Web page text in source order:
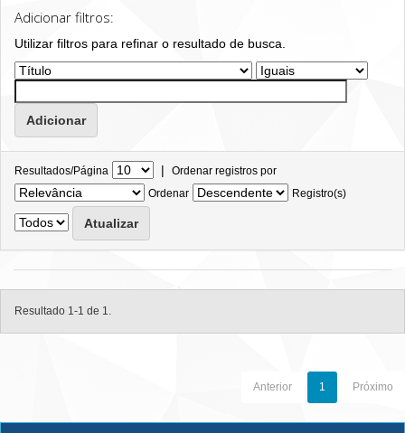
Adicionar filtros:
Utilizar filtros para refinar o resultado de busca.
Resultados/Página | Ordenar registros por
Ordenar
Registro(s)
Resultado 1-1 de 1.
Anterior 1 Próximo